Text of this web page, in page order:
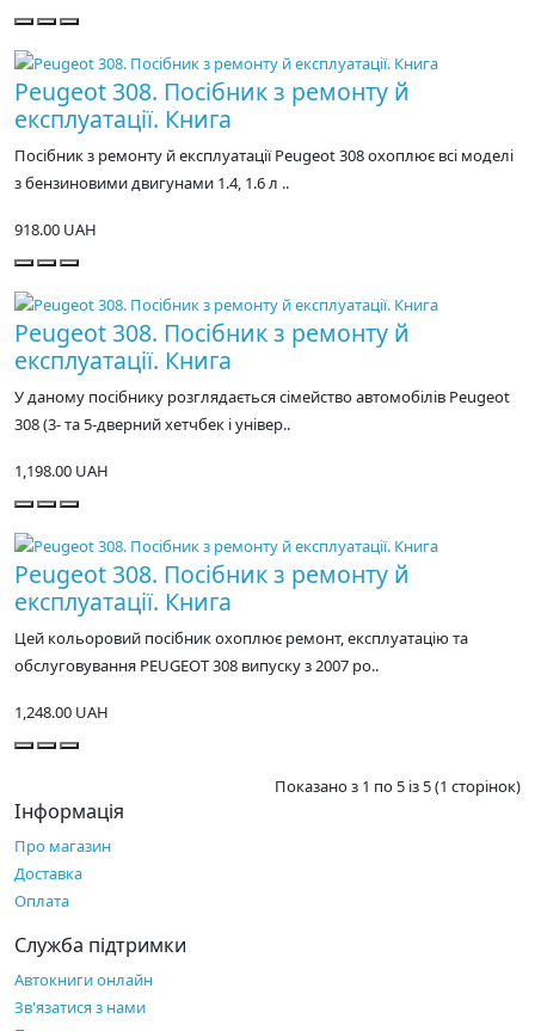
Peugeot 308. Посібник з ремонту й
експлуатації. Книга
Посібник з ремонту й експлуатації Peugeot 308 охоплює всі моделі
з бензиновими двигунами 1.4, 1.6 л ..
918.00 UAH
Peugeot 308. Посібник з ремонту й
експлуатації. Книга
У даному посібнику розглядається сімейство автомобілів Peugeot
308 (3- та 5-дверний хетчбек і універ..
1,198.00 UAH
Peugeot 308. Посібник з ремонту й
експлуатації. Книга
Цей кольоровий посібник охоплює ремонт, експлуатацію та
обслуговування PEUGEOT 308 випуску з 2007 ро..
1,248.00 UAH
Показано з 1 по 5 із 5 (1 сторінок)
Інформація
Про магазин
Доставка
Оплата
Служба підтримки
Автокниги онлайн
Зв'язатися з нами